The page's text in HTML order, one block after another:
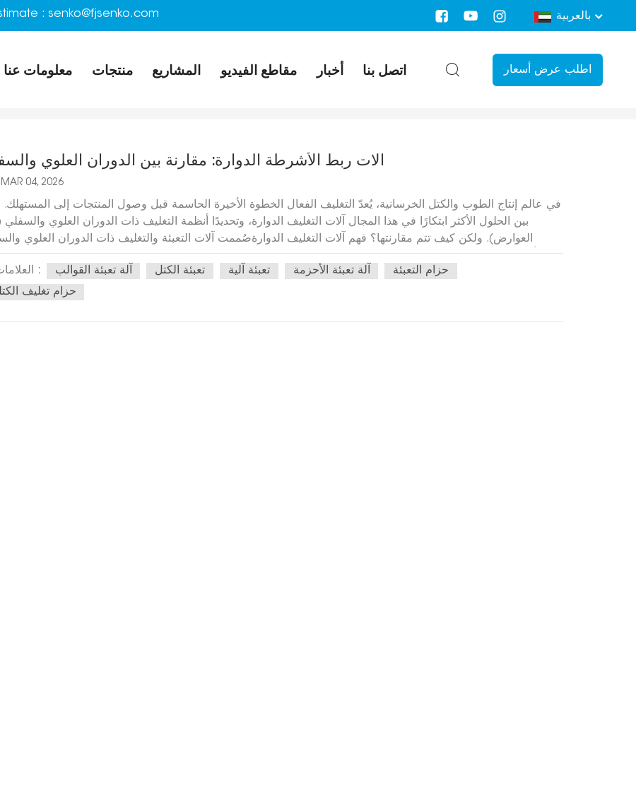
: senko@fjsenko.com بالعربية
معلومات عنا منتجات المشاريع مقاطع الفيديو أخبار اتصل بنا اطلب عرض أسعار
آلات ربط الأشرطة الدوارة: مقارنة بين الدوران العلوي
MAR 04, 2026
في عالم إنتاج الطوب والكتل الخرسانية، يُعدّ التغليف الفعال الخطوة الأخيرة الحاسمة قبل وصول المنتجات إلى
بين الحلول الأكثر ابتكارًا في هذا المجال آلات التغليف الدوارة، وتحديدًا أنظمة التغليف ذات الدوران العلوي والسفلي
العوارض). ولكن كيف تتم مقارنتها؟ فهم آلات التغليف الدوارةصُممت آلات التعبئة والتغليف ذات الدوران العلوي
لتأمين أكوام الكتل تلقائيًا باستخدام أشرطة بلاستيكية، مما يُسهل المناولة والنقل الآمنين. يشير مصطلح "الدوران" إلى
تدوير كومة الكتل لتطبيق الأشرطة العرضية، بينما يصف مصطلح "الشعاع المار" الآلية التي يدخل فيها دليل الشريط في
مُشكّلة مسبقًا في الكومة لتغذية الشريط. على الرغم من ندرة المقارنات المباشرة المحددة في منشورات الشركات
الدوران السفلي: مقارنة لمساعدتك على فهم الاختلافات الرئيسية، إليك تفصيل للمزايا والعيوب المحتملة لكل نظام: ميزة
العلامات : آلة تعبئة القوالب تعبئة الكتل تعبئة آلية آلة تعبئة الأحزمة
حزام التعبئة
حزام تغليف